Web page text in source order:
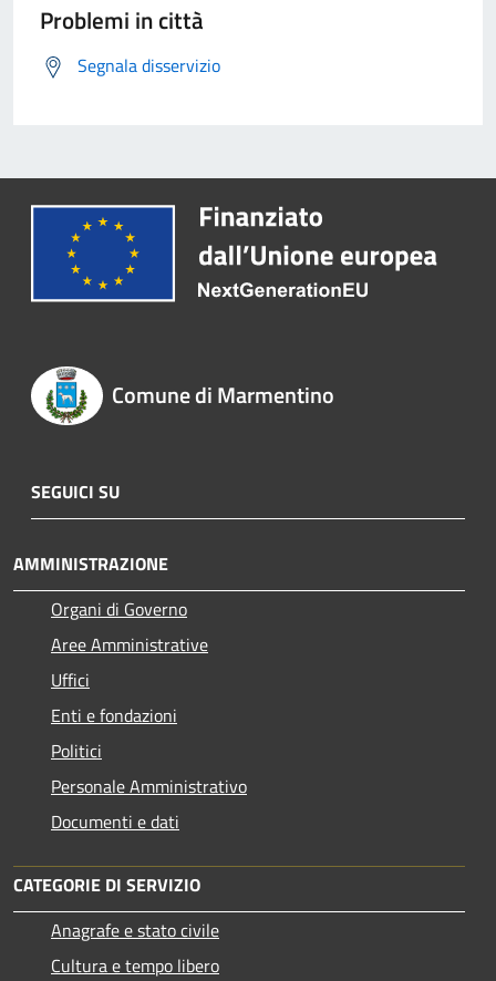
Problemi in città
Segnala disservizio
Comune di Marmentino
SEGUICI SU
AMMINISTRAZIONE
Organi di Governo
Aree Amministrative
Uffici
Enti e fondazioni
Politici
Personale Amministrativo
Documenti e dati
CATEGORIE DI SERVIZIO
Anagrafe e stato civile
Cultura e tempo libero